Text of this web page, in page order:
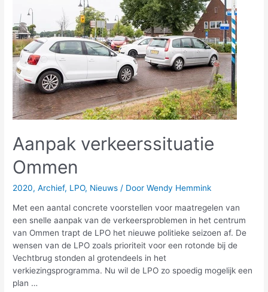
Aanpak verkeerssituatie
Ommen
2020,Archief, LPO, Nieuws / DoorWendy Hemmink
Met een aantal concrete voorstellen voor maatregelen van
een snelle aanpak van de verkeersproblemen in het centrum
van Ommen trapt de LPO het nieuwe politieke seizoen af. De
wensen van de LPO zoals prioriteit voor een rotonde bij de
Vechtbrug stonden al grotendeels in het
verkiezingsprogramma. Nu wil de LPO zo spoedig mogelijk een
plan …